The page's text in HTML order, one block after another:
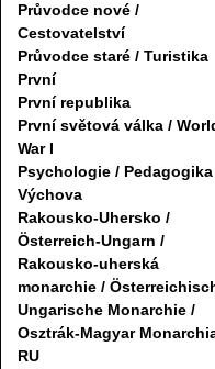
Průvodce nové /
Cestovatelství
Průvodce staré / Turistika
První
První republika
První světová válka /
War I
Psychologie / Pedagogika
Výchova
Rakousko-Uhersko /
Österreich-Ungarn /
Rakousko-uherská
monarchie /
Ungarische Monarchie /
Osztrák-Magyar
RU